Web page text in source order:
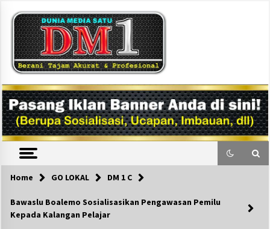
content
DM1
Home GO LOKAL DM 1 C
Bawaslu Boalemo Sosialisasikan Pengawasan Pemilu
Kepada Kalangan Pelajar